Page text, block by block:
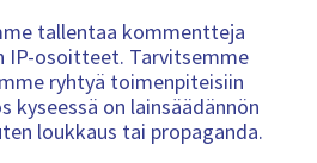
tallentaa kommentteja
osoitteet. Tarvitsemme
ryhtyä toimenpiteisiin
kyseessä on lainsäädännön
loukkaus tai propaganda.